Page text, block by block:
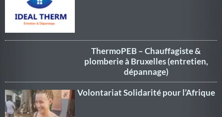
ThermoPEB – Chauffagiste &
plomberie à Bruxelles (entretien,
dépannage)
Volontariat Solidarité pour l’Afrique